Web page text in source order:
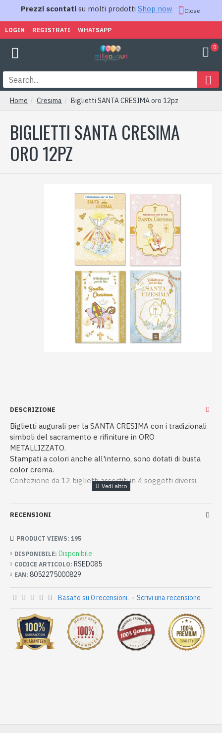
Prezzi scontati su molti prodotti Shop now Close
LOGIN REGISTRATI WHATSAPP
0
Home Cresima Biglietti SANTA CRESIMA oro 12pz
BIGLIETTI SANTA CRESIMA
ORO 12PZ
DESCRIZIONE
Biglietti augurali per la SANTA CRESIMA con i tradizionali
simboli del sacramento e rifiniture in ORO
METALLIZZATO.
Stampati a colori anche all'interno, sono dotati di busta
color crema.
Confezione da 12 biglietti assortiti in 4 soggetti diversi.
RECENSIONI
DISPONIBILE: Disponibile
CODICE ARTICOLO: RSED085
EAN: 8052275000829
PRODUCT VIEWS: 195
Basato su 0 recensioni. - Scrivi una recensione